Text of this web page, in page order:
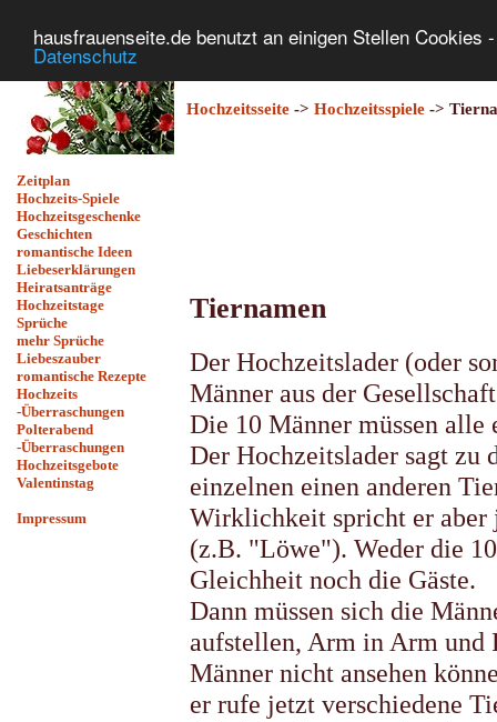
hausfrauenseite.de benutzt an einigen Stellen
Datenschutz
Zeitplan
Hochzeits-Spiele
Hochzeitsgeschenke
Geschichten
romantische Ideen
Liebeserklärungen
Heiratsanträge
Hochzeitstage
Sprüche
mehr Sprüche
Liebeszauber
romantische Rezepte
Hochzeits
-Überraschungen
Polterabend
-Überraschungen
Hochzeitsgebote
Valentinstag
Impressum
Hochzeitsseite -> Hochzeitsspiele ->
Tiernamen
Der Hochzeitslader (oder
Männer aus der
Die 10 Männer müssen
Der Hochzeitslader sagt zu
einzelnen einen anderen
Wirklichkeit spricht er aber
(z.B. "Löwe"). Weder die
Gleichheit noch die Gäste.
Dann müssen sich die
aufstellen, Arm in Arm und
Männer nicht ansehen
er rufe jetzt verschiedene